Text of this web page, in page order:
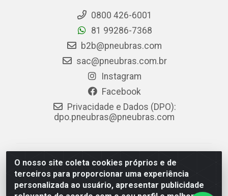
O nosso site coleta cookies próprios e de
terceiros para proporcionar uma experiência
personalizada ao usuário, apresentar publicidade
0800 426-6001
81 99286-7368
b2b@pneubras.com
sac@pneubras.com.br
Instagram
Facebook
Privacidade e Dados (DPO):
dpo.pneubras@pneubras.com
PneuBras - Rodovia BR-101, KM 82 - Prazeres,
Jaboatão dos Guararapes/PE - CEP 54.335-000 - CNPJ
08.678.386/0001-05 - Pneubras Comércio de Pneus
Ltda